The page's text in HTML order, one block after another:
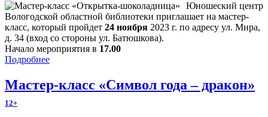
Юношеский центр
Вологодской областной библиотеки приглашает на мастер-
класс, который пройдет 24 ноября 2023 г. по адресу ул. Мира,
д. 34 (вход со стороны ул. Батюшкова).
Начало мероприятия в 17.00
Подробнее
Мастер-класс «Символ года – дракон»
12+